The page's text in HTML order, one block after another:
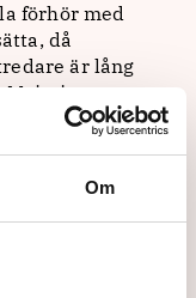
Om
förhör med
då
är lång
som
de erbjudits
lönebildsamt
säga hur
kan över tid